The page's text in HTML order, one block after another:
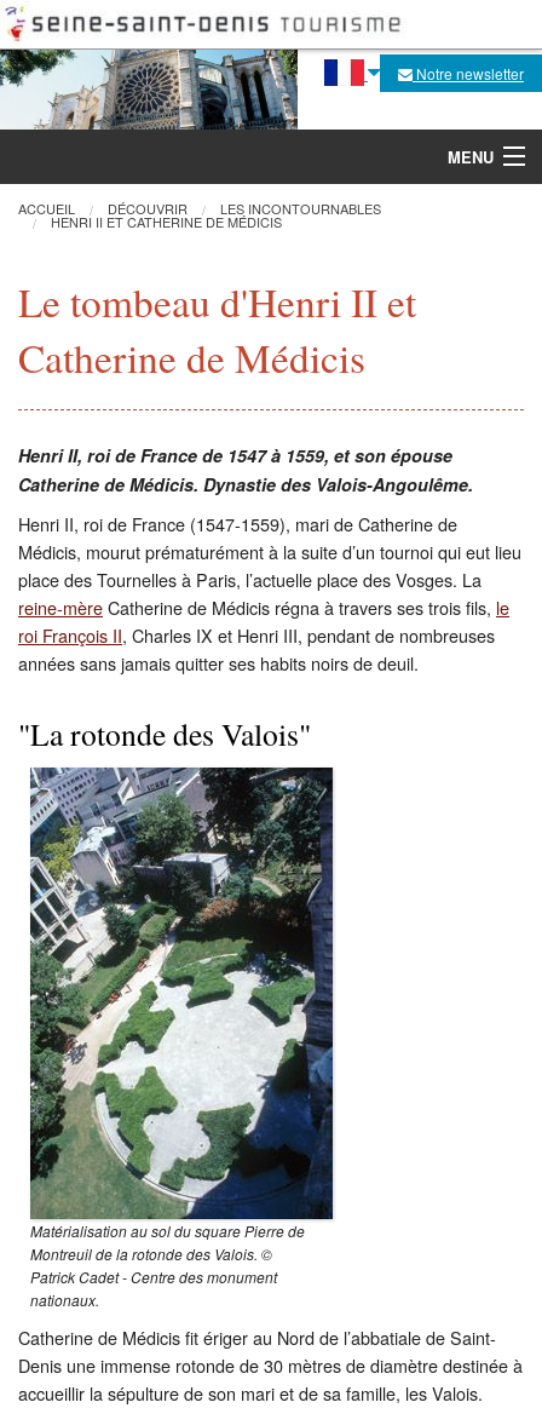
Notre newsletter
MENU
Visites, activités
Pratique
Restauration
CMN
ACCUEIL DÉCOUVRIR LES INCONTOURNABLES
HENRI II ET CATHERINE DE MÉDICIS
Le tombeau d'Henri II et
Catherine de Médicis
Henri II, roi de France de 1547 à 1559, et son épouse
Catherine de Médicis. Dynastie des Valois-Angoulême.
Henri II, roi de France (1547-1559), mari de Catherine de
Médicis, mourut prématurément à la suite d’un tournoi qui eut lieu
place des Tournelles à Paris, l’actuelle place des Vosges. La
reine-mèreCatherine de Médicis régna à travers ses trois fils, le
roi François II, Charles IX et Henri III, pendant de nombreuses
années sans jamais quitter ses habits noirs de deuil.
"La rotonde des Valois"
Matérialisation au sol du square Pierre de
Montreuil de la rotonde des Valois. ©
Patrick Cadet - Centre des monument
nationaux.
Catherine de Médicis fit ériger au Nord de l’abbatiale de Saint-
Denis une immense rotonde de 30 mètres de diamètre destinée à
accueillir la sépulture de son mari et de sa famille, les Valois.